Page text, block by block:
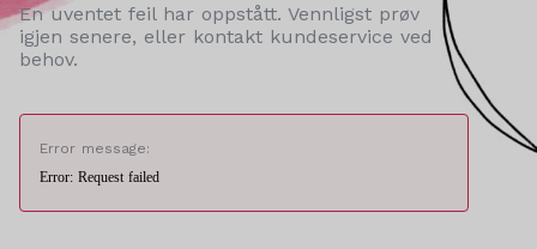
En uventet feil har oppstått. Vennligst prøv
igjen senere, eller kontakt kundeservice ved
behov.
Error message:
Error: Request failed